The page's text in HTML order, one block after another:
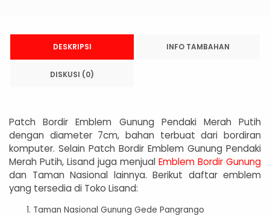
DESKRIPSI INFO TAMBAHAN
DISKUSI (0)
Patch Bordir Emblem Gunung Pendaki Merah Putih
dengan diameter 7cm, bahan terbuat dari bordiran
komputer. Selain Patch Bordir Emblem Gunung Pendaki
Merah Putih, Lisand juga menjual Emblem Bordir Gunung
dan Taman Nasional lainnya. Berikut daftar emblem
yang tersedia di Toko Lisand:
Taman Nasional Gunung Gede Pangrango